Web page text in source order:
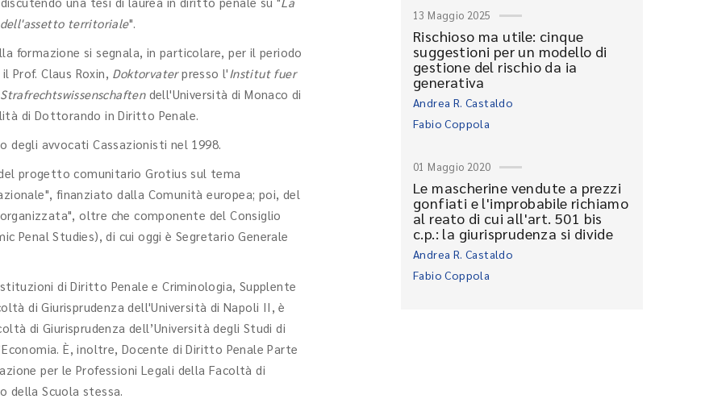
territoriale".
formazione si segnala, in particolare, per il periodo
Prof. Claus Roxin, Doktorvaterpresso l' Institut fuer
dell'Università di Monaco di
di Dottorando in Diritto Penale.
degli avvocati Cassazionisti nel 1998.
progetto comunitario Grotius sul tema
finanziato dalla Comunità europea; poi, del
oltre che componente del Consiglio
Penal Studies), di cui oggi è Segretario Generale
di Diritto Penale e Criminologia, Supplente
di Giurisprudenza dell'Università di Napoli II, è
di Giurisprudenza dell’Università degli Studi di
È, inoltre, Docente di Diritto Penale Parte
per le Professioni Legali della Facoltà di
della Scuola stessa.
13 Maggio 2025
Rischioso ma utile: cinque
suggestioni per un modello di
gestione del rischio da ia
generativa
Andrea R. Castaldo
Fabio Coppola
01 Maggio 2020
Le mascherine vendute a prezzi
gonfiati e l'improbabile richiamo
al reato di cui all'art. 501 bis
c.p.: la giurisprudenza si divide
Andrea R. Castaldo
Fabio Coppola